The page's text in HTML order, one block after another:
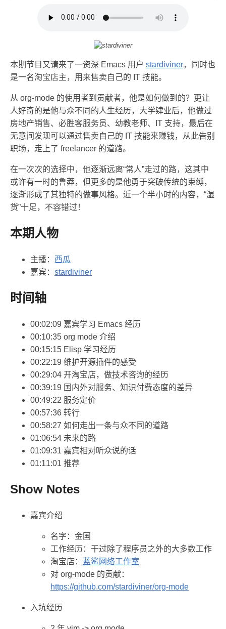
本期节目又请来了一资深 Emacs 用户 stardiviner，同时也
是一名淘宝店主，用来售卖自己的 IT 技能。
从 org-mode 的使用者到贡献者，他是如何做到的？更让
人好奇的是他与众不同的人生经历，大学肄业后，他做过
房地产销售、必胜客服务员、幼教老师、IT 支持，最后在
无意间发现可以通过售卖自己的 IT 技能来赚钱，从此告别
职场，走上了 freelancer 的道路。
在一次次的选择中，他逐渐远离“常人”走过的路，这其中
或许有一时的鲁莽，但更多的是他勇于突破传统的束缚，
逐渐形成了其独特的做事风格。近一个半小时的内容，“湿
货”十足，不容错过！
本期人物
主播： 西瓜
嘉宾： stardiviner
时间轴
00:02:09 嘉宾学习 Emacs 经历
00:10:35 org mode 介绍
00:15:15 Elisp 学习经历
00:22:19 维护开源插件的感受
00:29:04 开淘宝店，做技术咨询的经历
00:39:19 国内外对服务、知识付费态度的差异
00:49:22 服务定价
00:57:36 转行
00:58:27 如何走出一条与众不同的道路
01:06:54 未来的路
01:09:31 嘉宾相对听众说的话
01:11:01 推荐
Show Notes
嘉宾介绍
名字：金国
工作经历：干过除了程序员之外的大多数工作
淘宝店：
蓝鲨网络工作室
对 org-mode 的贡献：
https://github.com/stardiviner/org-mode
入坑经历